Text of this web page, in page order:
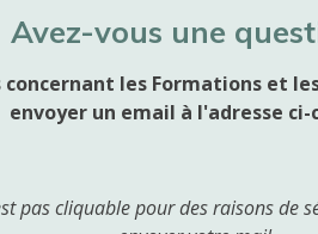
Avez-vous une
les Formations et
envoyer un email à l'adresse ci-
pas cliquable pour des raisons de